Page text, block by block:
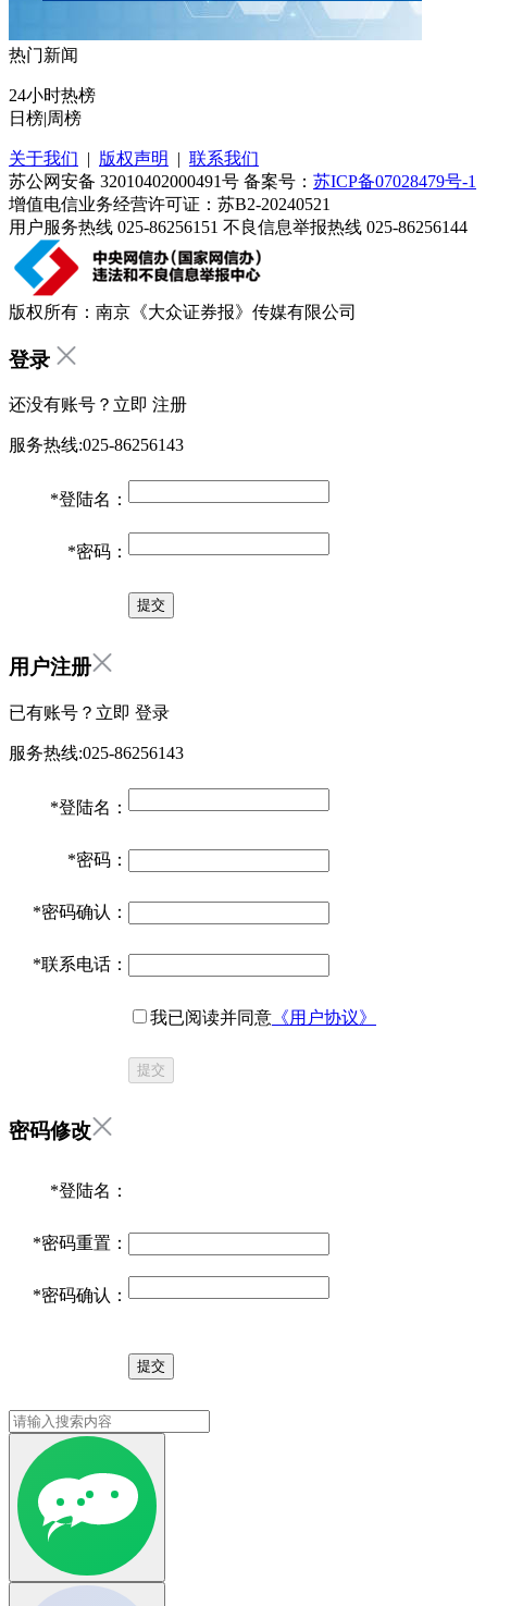
热门新闻
24小时热榜
日榜|周榜
关于我们 | 版权声明 | 联系我们
苏公网安备 32010402000491号 备案号： 苏ICP备07028479号-1
增值电信业务经营许可证：苏B2-20240521
用户服务热线 025-86256151 不良信息举报热线 025-86256144
版权所有：南京《大众证券报》传媒有限公司
登录
还没有账号？立即 注册
服务热线:025-86256143
*登陆名：
*密码：
用户注册
已有账号？立即 登录
服务热线:025-86256143
*登陆名：
*密码：
*密码确认：
*联系电话：
我已阅读并同意 《用户协议》
提交
密码修改
*登陆名：
*密码重置：
*密码确认：